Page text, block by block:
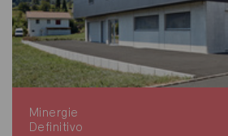
Minergie
Definitivo